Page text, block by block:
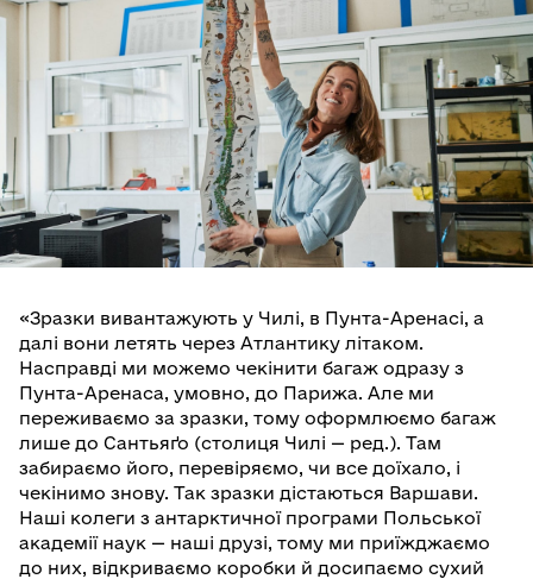
«Зразки вивантажують у Чилі, в Пунта-Аренасі, а
далі вони летять через Атлантику літаком.
Насправді ми можемо чекінити багаж одразу з
Пунта-Аренаса, умовно, до Парижа. Але ми
переживаємо за зразки, тому оформлюємо багаж
лише до Сантьяґо (столиця Чилі — ред.). Там
забираємо його, перевіряємо, чи все доїхало, і
чекінимо знову. Так зразки дістаються Варшави.
Наші колеги з антарктичної програми Польської
академії наук — наші друзі, тому ми приїжджаємо
до них, відкриваємо коробки й досипаємо сухий